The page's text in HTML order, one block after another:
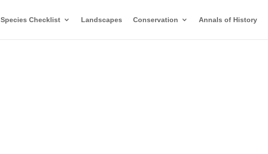
Species Checklist Landscapes Conservation Annals of History